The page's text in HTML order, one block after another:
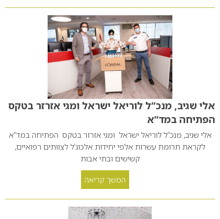
אלי שגיב, מנכ”ל לוריאל ישראל ומגי אזרזר בטקס
הפתיחה במד”א
אלי שגיב, מנכ”ל לוריאל ישראל ומגי אזרזר בטקס הפתיחה במד”א
לקראת תרומת עשרות אלפי יחידות אלכוג’ל לצוותים רפואיים,
קשישים ובתי אבות
המשך קריאה